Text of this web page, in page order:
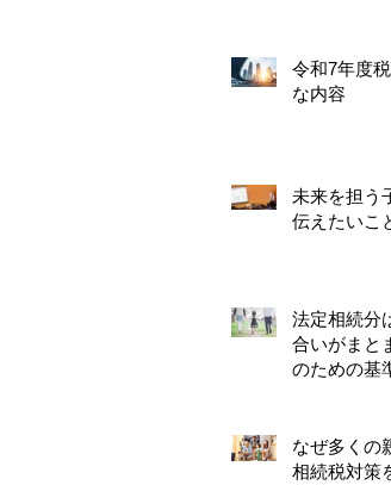
令和7年度
な内容
未来を担う
伝えたいこ
法定相続分
合いがまと
のための基
なぜ多くの
相続税対策